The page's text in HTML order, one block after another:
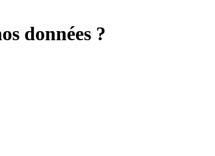
données ?